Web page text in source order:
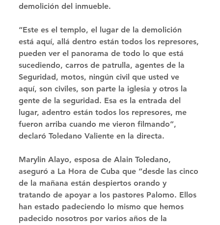
demolición del inmueble.
“Este es el templo, el lugar de la demolición
está aquí, allá dentro están todos los represores,
pueden ver el panorama de todo lo que está
sucediendo, carros de patrulla, agentes de la
Seguridad, motos, ningún civil que usted ve
aquí, son civiles, son parte la iglesia y otros la
gente de la seguridad. Esa es la entrada del
lugar, adentro están todos los represores, me
fueron arriba cuando me vieron filmando”,
declaró Toledano Valiente en la directa.
Marylin Alayo, esposa de Alain Toledano,
aseguró a La Hora de Cuba que “desde las cinco
de la mañana están despiertos orando y
tratando de apoyar a los pastores Palomo. Ellos
han estado padeciendo lo mismo que hemos
padecido nosotros por varios años de la